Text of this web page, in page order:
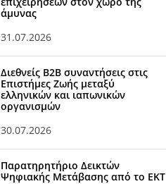
άμυνας
31.07.2026
Διεθνείς Β2Β συναντήσεις στις
Επιστήμες Ζωής μεταξύ
ελληνικών και ιαπωνικών
οργανισμών
30.07.2026
Παρατηρητήριο Δεικτών
Ψηφιακής Μετάβασης από το ΕΚΤ